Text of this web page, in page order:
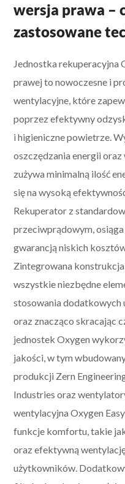
wersja prawa –
zastosowane
Jednostka rekuperacyjna
prawej to nowoczesne i
wentylacyjne, które
poprzez efektywny
i higieniczne powietrze.
oszczędzania energii
zużywa minimalną ilość
się na wysoką
Rekuperator z
przeciwprądowym,
gwarancją niskich
Zintegrowana
wszystkie niezbędne
stosowania dodatkowych
oraz znacząco skracając
jednostek Oxygen
jakości, w tym
produkcji Zern
Industries oraz
wentylacyjna Oxygen
funkcje komfortu, takie
oraz efektywną
użytkowników.